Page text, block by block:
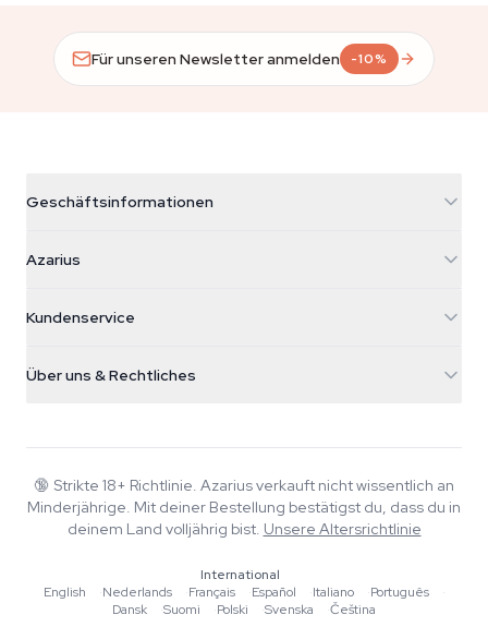
Für unseren Newsletter anmelden -10%
Geschäftsinformationen
Galvaniweg 11
Nederland
+31(0)204897914
Azarius
Smokeshop
Kundenservice
FAQ
Datenschutzrichtlinie
Über uns & Rechtliches
Wiki
Blog
Autoren
Tools & Rechner
🔞 Strikte 18+ Richtlinie. Azarius verkauft nicht wissentlich an
Minderjährige. Mit deiner Bestellung bestätigst du, dass du in
deinem Land volljährig bist. Unsere Altersrichtlinie
International
English
·Nederlands ·Français ·Español ·Italiano ·Português
·
Dansk
·Suomi ·Polski ·Svenska ·Čeština